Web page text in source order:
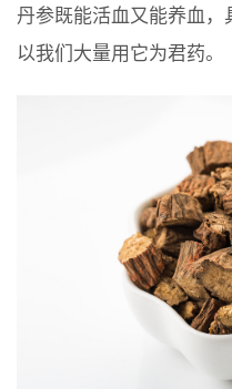
丹参既能活血又能养血
以我们大量用它为君药。